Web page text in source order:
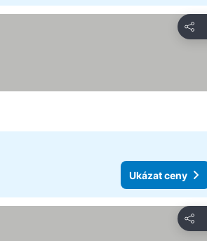
Sdílet
Ukázat ceny
Sdílet